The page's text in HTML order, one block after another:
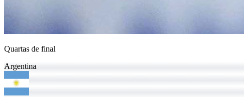
Quartas de final
Argentina